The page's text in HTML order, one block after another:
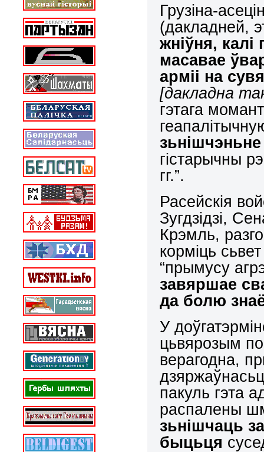
Грузіна-
(дакладней,
жніўня, калі
масавае
арміі на
[дакладна
гэтага
зьнішчэньне
гістарычны
гг.”.
Расейскія
Зугдзідзі,
Крэмль,
корміць
“прымусу
завяршае
да болю
У
цьвярозым
верагодна,
пакуль гэта
распалены
зьнішчаць
быцьця